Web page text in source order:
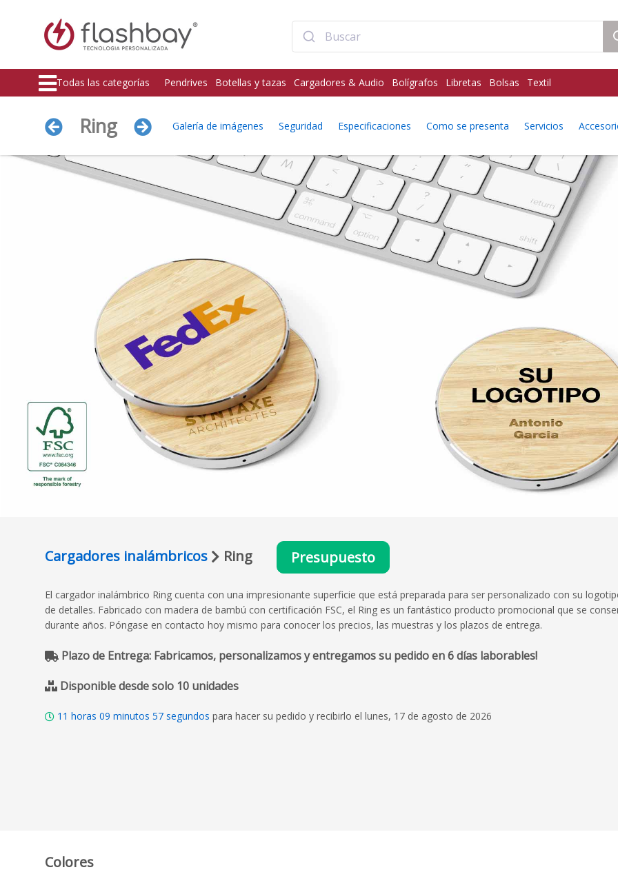
Todas las categorías Pendrives Botellas y tazas Cargadores & Audio Bolígrafos Libretas Bolsas Textil
Ring Galería de imágenes Seguridad Especificaciones Como se presenta Servicios
Cargadores inalámbricos Ring Presupuesto
El cargador inalámbrico Ring cuenta con una impresionante superficie que está preparada para ser personalizado con su
de detalles. Fabricado con madera de bambú con certificación FSC, el Ring es un fantástico producto promocional que se
durante años. Póngase en contacto hoy mismo para conocer los precios, las muestras y los plazos de entrega.
Plazo de Entrega: Fabricamos, personalizamos y entregamos su pedido en 6 días laborables!
Disponible desde solo 10 unidades
11 horas 09 minutos 55 segundos para hacer su pedido y recibirlo el lunes, 17 de agosto de 2026
Colores